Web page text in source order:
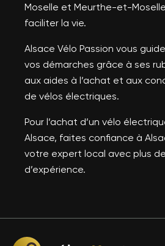
Moselle et Meurthe-et-
faciliter la vie.
Alsace Vélo Passion vous
vos démarches grâce à ses
aux aides à l’achat et aux
de vélos électriques.
Pour l’achat d’un vélo
Alsace, faites confiance à
votre expert local avec plus
d’expérience.